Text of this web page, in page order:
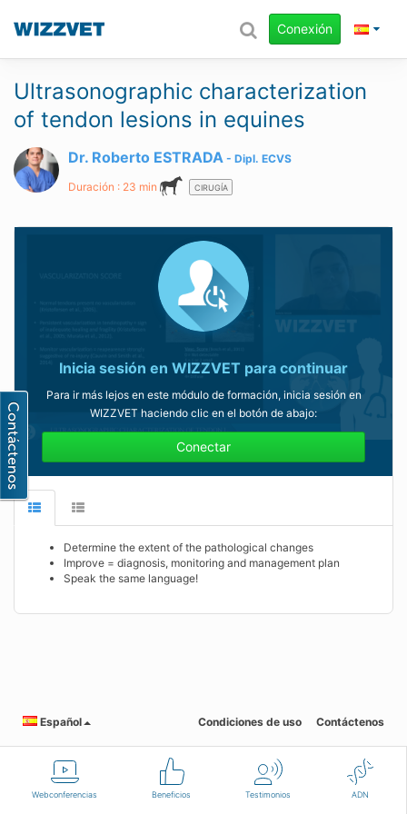
Webconferencias Beneficios Testimonios ADN
Conexión
Ultrasonographic characterization
of tendon lesions in equines
Dr. Roberto ESTRADA Dipl. ECVS
Duración : 23 min CIRUGÍA
Inicia sesión en WIZZVET para continuar
Para ir más lejos en este módulo de formación, inicia sesión en
WIZZVET haciendo clic en el botón de abajo:
Conectar
Determine the extent of the pathological changes
Improve = diagnosis, monitoring and management plan
Speak the same language!
Español Condiciones de uso Contáctenos